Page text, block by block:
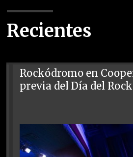
Recientes
Rockódromo en
previa del Día del